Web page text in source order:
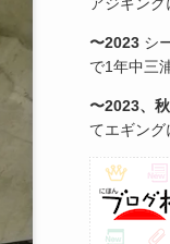
〜2023 シ
で1年中三
〜2023、秋
てエギング